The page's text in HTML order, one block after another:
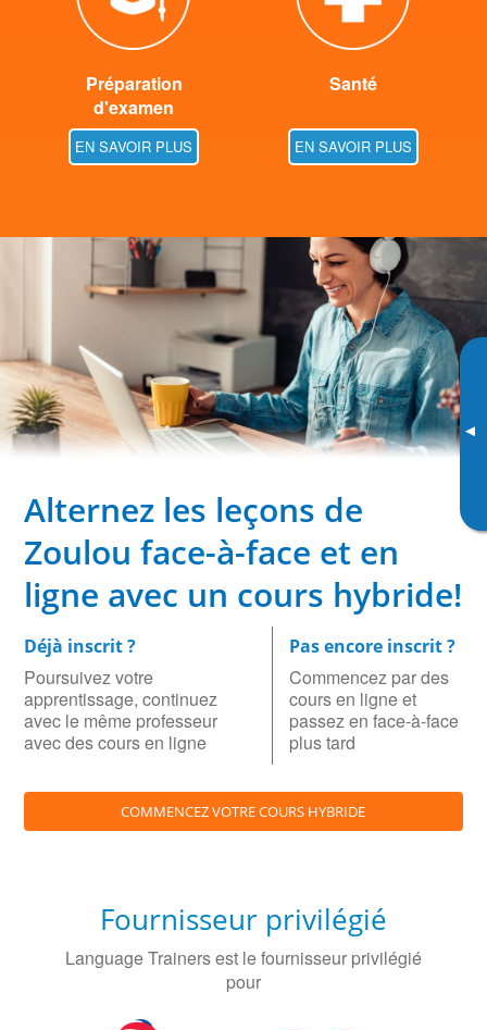
▸
Préparation
d'examen
EN SAVOIR PLUS
Santé
EN SAVOIR PLUS
Alternez les leçons de
Zoulou face-à-face et en
ligne avec un cours hybride!
Déjà inscrit ?
Poursuivez votre
apprentissage, continuez
avec le même professeur
avec des cours en ligne
Pas encore inscrit ?
Commencez par des
cours en ligne et
passez en face-à-face
plus tard
COMMENCEZ VOTRE COURS HYBRIDE
Fournisseur privilégié
Language Trainers est le fournisseur privilégié
pour